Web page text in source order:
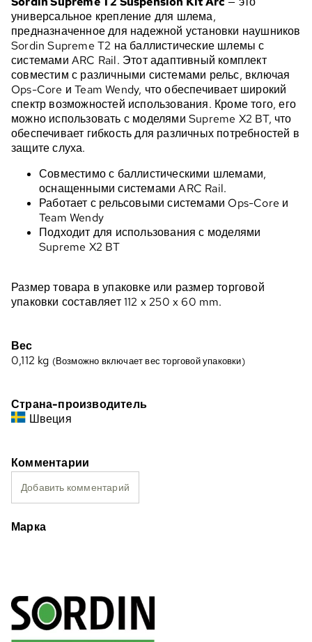
универсальное крепление для шлема,
предназначенное для надежной установки наушников
Sordin Supreme T2 на баллистические шлемы с
системами ARC Rail. Этот адаптивный комплект
совместим с различными системами рельс, включая
Ops-Core и Team Wendy, что обеспечивает широкий
спектр возможностей использования. Кроме того, его
можно использовать с моделями Supreme X2 BT, что
обеспечивает гибкость для различных потребностей в
защите слуха.
Совместимо с баллистическими шлемами,
оснащенными системами ARC Rail.
Работает с рельсовыми системами Ops-Core и
Team Wendy
Подходит для использования с моделями
Supreme X2 BT
Размер товара в упаковке или размер торговой
упаковки составляет 112 x 250 x 60 mm.
Вес
0,112 kg (Возможно включает вес торговой упаковки)
Страна-производитель
Швеция
Комментарии
Добавить комментарий
Марка